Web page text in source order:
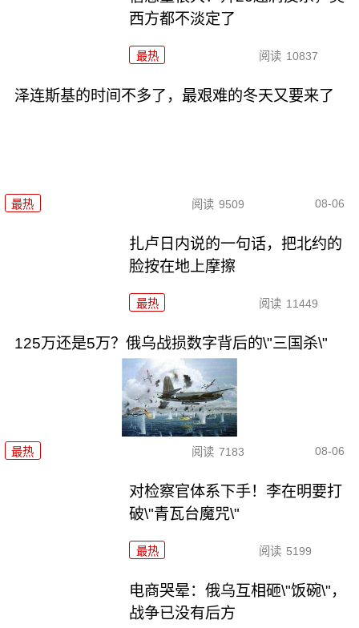
西方都不淡定了
最热 阅读 10837
泽连斯基的时间不多了，最艰难的冬天又要来了
最热 阅读 9509 08-06
扎卢日内说的一句话，把北约的
脸按在地上摩擦
最热 阅读 11449
125万还是5万？俄乌战损数字背后的\"三国杀\"
最热 阅读 7183 08-06
对检察官体系下手！李在明要打
破\"青瓦台魔咒\"
最热 阅读 5199
电商哭晕：俄乌互相砸\"饭碗\"，
战争已没有后方